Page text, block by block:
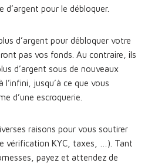
pour le débloquer.
d’argent pour débloquer votre
pas vos fonds. Au contraire, ils
d’argent sous de nouveaux
jusqu’à ce que vous
d’une escroquerie.
raisons pour vous soutirer
vérification KYC, taxes, …). Tant
payez et attendez de